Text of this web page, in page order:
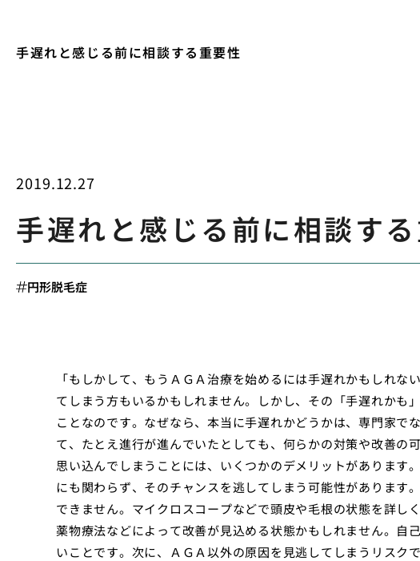
手遅れと感じる前に相談する重要性
2019.12.27
手遅れと感じる前に相談す
円形脱毛症
「もしかして、もうＡＧＡ治療を始めるには手遅れかもしれ
てしまう方もいるかもしれません。しかし、その「手遅れかも
ことなのです。なぜなら、本当に手遅れかどうかは、専門家で
て、たとえ進行が進んでいたとしても、何らかの対策や改善の
思い込んでしまうことには、いくつかのデメリットがあります
にも関わらず、そのチャンスを逃してしまう可能性があります
できません。マイクロスコープなどで頭皮や毛根の状態を詳し
薬物療法などによって改善が見込める状態かもしれません。自
いことです。次に、ＡＧＡ以外の原因を見逃してしまうリスク